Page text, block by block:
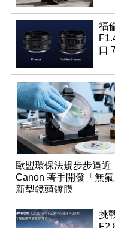
福
口
歐盟環保法規步步逼近
Canon 著手開發「無氟
新型鏡頭鍍膜
挑